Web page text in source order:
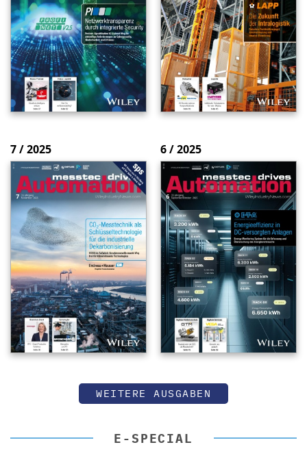
7 / 2025 6 / 2025
WEITERE AUSGABEN
E-SPECIAL